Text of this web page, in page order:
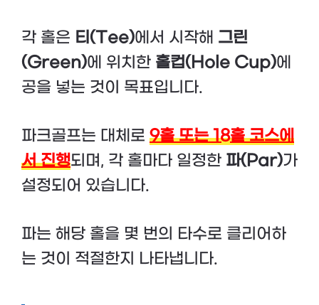
각 홀은 티(Tee)에서 시작해 그린
(Green)에 위치한 홀컵(Hole Cup)에
공을 넣는 것이 목표입니다.
파크골프는 대체로 9홀 또는 18홀 코스에
서 진행되며, 각 홀마다 일정한 파(Par)가
설정되어 있습니다.
파는 해당 홀을 몇 번의 타수로 클리어하
는 것이 적절한지 나타냅니다.